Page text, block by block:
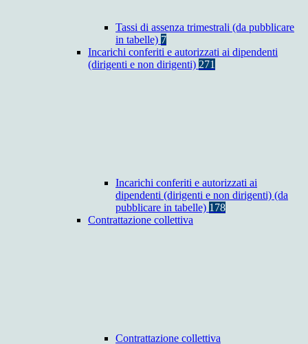
Tassi di assenza trimestrali (da pubblicare
in tabelle) 7
Incarichi conferiti e autorizzati ai dipendenti
(dirigenti e non dirigenti) 271
Incarichi conferiti e autorizzati ai
dipendenti (dirigenti e non dirigenti) (da
pubblicare in tabelle) 178
Contrattazione collettiva
Contrattazione collettiva